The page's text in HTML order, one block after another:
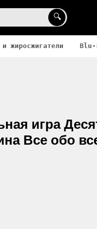
🔍
жиросжигатели Blu-
игра
Все обо